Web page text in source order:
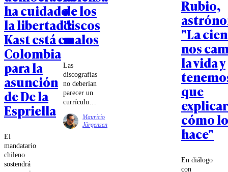
ha cuidado
la libertad":
Kast está en
Colombia
para la
asunción
de De la
Espriella
El
mandatario
chileno
sostendrá
de los
discos
malos
Las
discografías
no deberían
parecer un
currículum.
parecer una
biografía.
Mauricio
Jürgensen
Rubio,
"La
nos
la vida y
que
explicar
cómo lo
hace"
En diálogo
con